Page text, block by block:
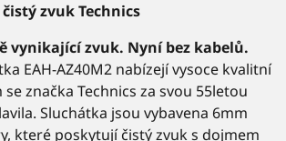
zvuk Technics
vynikající zvuk. Nyní bez kabelů.
EAH-AZ40M2 nabízejí vysoce kvalitní
značka Technics za svou 55letou
Sluchátka jsou vybavena 6mm
které poskytují čistý zvuk s dojmem